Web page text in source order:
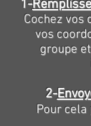
1-
Cochez vos
vos
groupe
2-
Pour